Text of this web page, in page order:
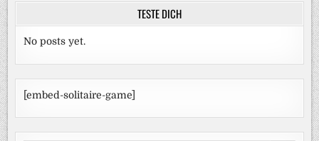
TESTE DICH
No posts yet.
[embed-solitaire-game]